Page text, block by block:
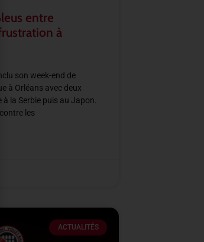
entre
à
son week-end de
à Orléans avec deux
à la Serbie puis au Japon.
les
ACTUALITÉS